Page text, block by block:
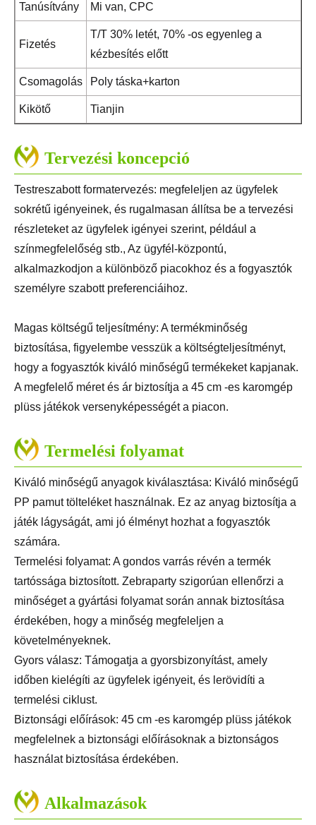
Tanúsítvány Mi van, CPC
Fizetés
T/T 30% letét, 70% -os egyenleg a
kézbesítés előtt
Csomagolás Poly táska+karton
Kikötő Tianjin
Tervezési koncepció
Testreszabott formatervezés: megfeleljen az ügyfelek
sokrétű igényeinek, és rugalmasan állítsa be a tervezési
részleteket az ügyfelek igényei szerint, például a
színmegfelelőség stb., Az ügyfél-központú,
alkalmazkodjon a különböző piacokhoz és a fogyasztók
személyre szabott preferenciáihoz.
Magas költségű teljesítmény: A termékminőség
biztosítása, figyelembe vesszük a költségteljesítményt,
hogy a fogyasztók kiváló minőségű termékeket kapjanak.
A megfelelő méret és ár biztosítja a 45 cm -es karomgép
plüss játékok versenyképességét a piacon.
Termelési folyamat
Kiváló minőségű anyagok kiválasztása: Kiváló minőségű
PP pamut tölteléket használnak. Ez az anyag biztosítja a
játék lágyságát, ami jó élményt hozhat a fogyasztók
számára.
Termelési folyamat: A gondos varrás révén a termék
tartóssága biztosított. Zebraparty szigorúan ellenőrzi a
minőséget a gyártási folyamat során annak biztosítása
érdekében, hogy a minőség megfeleljen a
követelményeknek.
Gyors válasz: Támogatja a gyorsbizonyítást, amely
időben kielégíti az ügyfelek igényeit, és lerövidíti a
termelési ciklust.
Biztonsági előírások: 45 cm -es karomgép plüss játékok
megfelelnek a biztonsági előírásoknak a biztonságos
használat biztosítása érdekében.
Alkalmazások